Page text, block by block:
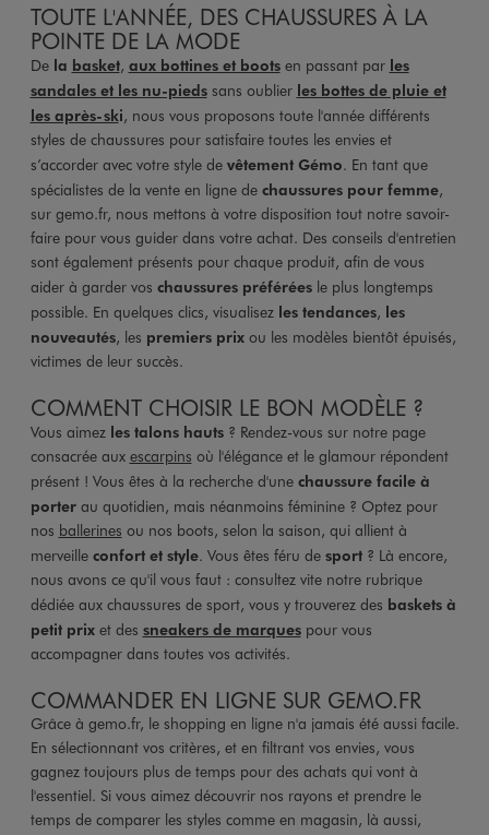
TOUTE L'ANNÉE, DES CHAUSSURES À LA
POINTE DE LA MODE
De la basket, aux bottines et bootsen passant par les
sandales et les nu-piedssans oublier les bottes de pluie et
les après-ski, nous vous proposons toute l'année différents
styles de chaussures pour satisfaire toutes les envies et
s’accorder avec votre style de vêtement Gémo. En tant que
spécialistes de la vente en ligne de chaussures pour femme,
sur gemo.fr, nous mettons à votre disposition tout notre savoir-
faire pour vous guider dans votre achat. Des conseils d'entretien
sont également présents pour chaque produit, afin de vous
aider à garder vos chaussures préféréesle plus longtemps
possible. En quelques clics, visualisez les tendances, les
nouveautés, les premiers prixou les modèles bientôt épuisés,
victimes de leur succès.
COMMENT CHOISIR LE BON MODÈLE ?
Vous aimez les talons hauts? Rendez-vous sur notre page
consacrée aux escarpins où l'élégance et le glamour répondent
présent ! Vous êtes à la recherche d'une chaussure facile à
porterau quotidien, mais néanmoins féminine ? Optez pour
nos ballerines ou nos boots, selon la saison, qui allient à
merveille confort et style. Vous êtes féru de sport? Là encore,
nous avons ce qu'il vous faut : consultez vite notre rubrique
dédiée aux chaussures de sport, vous y trouverez des baskets à
petit prixet des sneakers de marquespour vous
accompagner dans toutes vos activités.
COMMANDER EN LIGNE SUR GEMO.FR
Grâce à gemo.fr, le shopping en ligne n'a jamais été aussi facile.
En sélectionnant vos critères, et en filtrant vos envies, vous
gagnez toujours plus de temps pour des achats qui vont à
l'essentiel. Si vous aimez découvrir nos rayons et prendre le
temps de comparer les styles comme en magasin, là aussi,